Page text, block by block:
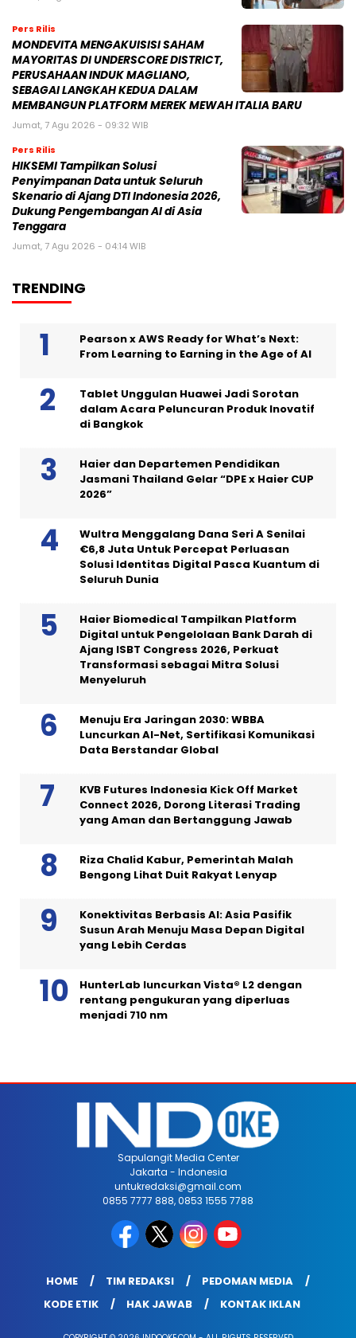
Pers Rilis
MONDEVITA MENGAKUISISI SAHAM
MAYORITAS DI UNDERSCORE DISTRICT,
PERUSAHAAN INDUK MAGLIANO,
SEBAGAI LANGKAH KEDUA DALAM
MEMBANGUN PLATFORM MEREK MEWAH ITALIA BARU
Jumat, 7 Agu 2026 - 09:32 WIB
Pers Rilis
HIKSEMI Tampilkan Solusi
Penyimpanan Data untuk Seluruh
Skenario di Ajang DTI Indonesia 2026,
Dukung Pengembangan AI di Asia
Tenggara
Jumat, 7 Agu 2026 - 04:14 WIB
TRENDING
Pearson x AWS Ready for What’s Next:
From Learning to Earning in the Age of AI
Tablet Unggulan Huawei Jadi Sorotan
dalam Acara Peluncuran Produk Inovatif
di Bangkok
Haier dan Departemen Pendidikan
Jasmani Thailand Gelar “DPE x Haier CUP
2026”
Wultra Menggalang Dana Seri A Senilai
€6,8 Juta Untuk Percepat Perluasan
Solusi Identitas Digital Pasca Kuantum di
Seluruh Dunia
Haier Biomedical Tampilkan Platform
Digital untuk Pengelolaan Bank Darah di
Ajang ISBT Congress 2026, Perkuat
Transformasi sebagai Mitra Solusi
Menyeluruh
Menuju Era Jaringan 2030: WBBA
Luncurkan AI-Net, Sertifikasi Komunikasi
Data Berstandar Global
KVB Futures Indonesia Kick Off Market
Connect 2026, Dorong Literasi Trading
yang Aman dan Bertanggung Jawab
Riza Chalid Kabur, Pemerintah Malah
Bengong Lihat Duit Rakyat Lenyap
Konektivitas Berbasis AI: Asia Pasifik
Susun Arah Menuju Masa Depan Digital
yang Lebih Cerdas
HunterLab luncurkan Vista® L2 dengan
rentang pengukuran yang diperluas
menjadi 710 nm
Sapulangit Media Center
Jakarta - Indonesia
untukredaksi@gmail.com
0855 7777 888, 0853 1555 7788
HOME TIM REDAKSI
PEDOMAN MEDIA
KODE ETIK
HAK JAWAB KONTAK IKLAN